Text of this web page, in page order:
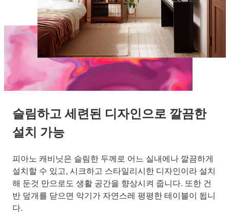
슬림하고 세련된 디자인으로 깔끔한
설치 가능
피아노 캐비닛은 슬림한 두께로 어느 실내에나 깔끔하게
설치할 수 있고, 시크하고 스타일리시한 디자인이라 설치
해 둔것 만으로도 생활 공간을 향상시켜 줍니다. 또한 건
반 덮개를 닫으면 악기가 자연스레 평평한 테이블이 됩니
다.